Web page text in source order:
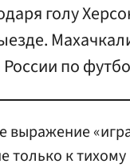
голу
по
выражение
только к